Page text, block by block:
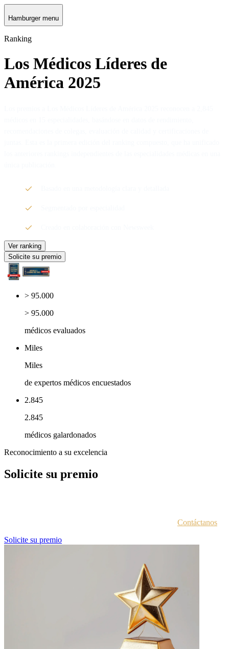
Hamburger menu
Ranking
Los Médicos Líderes de
América 2025
Ver ranking
Solicite su premio
> 95.000
> 95.000
médicos evaluados
Miles
Miles
de expertos médicos encuestados
2.845
2.845
médicos galardonados
Reconocimiento a su excelencia
Solicite su premio
Contáctanos
Solicite su premio